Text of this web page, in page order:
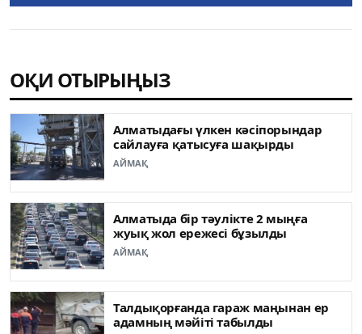
ОҚИ ОТЫРЫҢЫЗ
Алматыдағы үлкен кәсіпорындар
сайлауға қатысуға шақырды
АЙМАҚ
Алматыда бір тәулікте 2 мыңға
жуық жол ережесі бұзылды
АЙМАҚ
Талдықорғанда гараж маңынан ер
адамның мәйіті табылды